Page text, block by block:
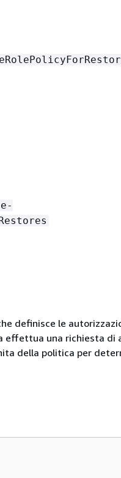
definisce le
effettua una richiesta di
della politica per